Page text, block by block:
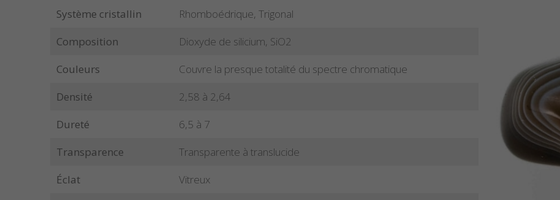
Système cristallin
Rhomboédrique, Trigonal
Composition
Dioxyde de silicium, SiO2
Couleurs
Couvre la presque totalité du spectre chromatique
Densité
2,58 à 2,64
Dureté
6,5 à 7
Transparence
Transparente à translucide
Éclat
Vitreux